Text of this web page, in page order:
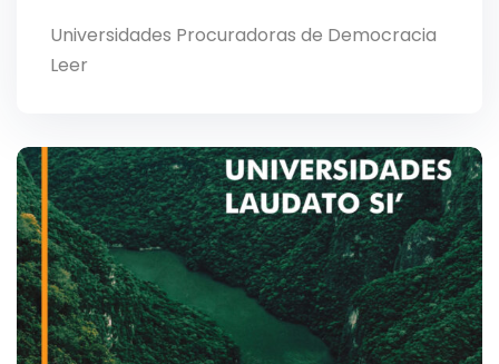
Universidades Procuradoras de Democracia
Leer